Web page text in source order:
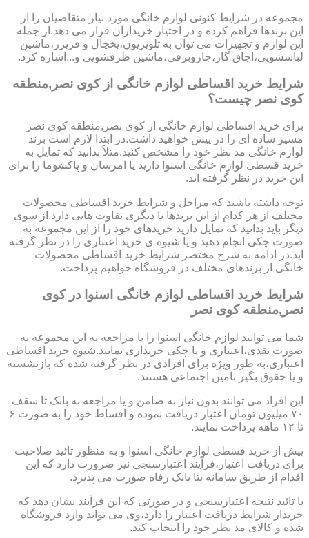
مجموعه در شرایط کنونی لوازم خانگی مورد نیاز متقاضیان را از
این برندها فراهم کرده و در اختیار خریداران قرار می دهد.از جمله
این لوازم و تجهیزات می توان به تلویزیون،یخچال و فریزر،ماشین
لباسشویی،اجاق گاز،جاروبرقی،ماشین ظرفشویی و...اشاره کرد.
شرایط خرید اقساطی لوازم خانگی از کوی نصر,منطقه
کوی نصر چیست؟
برای خرید اقساطی لوازم خانگی از کوی نصر,منطقه کوی نصر
مسیر ساده ای را در پیش خواهید داشت.در ابتدا لازم است برند
لوازم خانگی مد نظر خود را مشخص کنید.مثلاً بدانید که تمایل به
خرید قسطی لوازم خانگی اسنوا دارید یا امرسان و پاکشوما را برای
این خرید در نظر گرفته اید.
توجه داشته باشید که مراحل و شرایط خرید اقساطی محصولات
مختلف از هر کدام از این برندها با دیگری تفاوت هایی دارد.از سوی
دیگر باید بدانید که تمایل دارید خریدهای خود را از این مجموعه به
صورت چکی انجام دهید و یا شیوه ی خرید اعتباری را در نظر گرفته
اید.در ادامه به شرح مختصر شرایط خرید اقساطی محصولات
خانگی از برندهای مختلف در فروشگاه خواهیم پرداخت.
شرایط خرید اقساطی لوازم خانگی اسنوا در کوی
نصر,منطقه کوی نصر
شما می توانید لوازم خانگی اسنوا را با مراجعه به این مجموعه به
صورت نقدی،اعتباری و یا چکی خریداری نمایید.شیوه خرید اقساطی
اعتباری،به طور ویژه برای افرادی در نظر گرفته شده که بازنشسته
و یا حقوق بگیر تامین اجتماعی هستند.
این افراد می توانند بدون نیاز به ضامن و یا مراجعه به بانک تا سقف
۷۰ میلیون تومان اعتبار دریافت نموده و اقساط خود را به صورت ۶
تا ۱۲ ماهه پرداخت نمایند.
پیش از خرید قسطی لوازم خانگی اسنوا و به منظور تائید صلاحیت
برای دریافت اعتبار،فرآیند اعتبارسنجی نیز ضرورت دارد که این
اقدام از طریق سامانه بتا بانک رفاه صورت می پذیرد.
با تائید نتیجه اعتبارسنجی و در صورتی که این فرآیند نشان دهد که
خریدار شرایط دریافت اعتبار را دارد،وی می تواند وارد فروشگاه
شده و کالای مد نظر خود را انتخاب کند.